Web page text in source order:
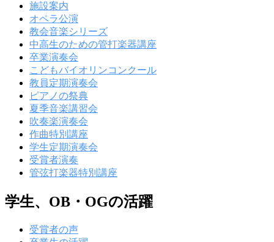
施設案内
オペラ公演
教会音楽シリーズ
中高生のための管打楽器講座
卒業演奏会
こどもバイオリンコンクール
教員定期演奏会
ピアノの祭典
夏季音楽講習会
吹奏楽演奏会
作曲特別講座
学生定期演奏会
受賞者演奏
管弦打楽器特別講座
学生、OB・OGの活躍
受賞者の声